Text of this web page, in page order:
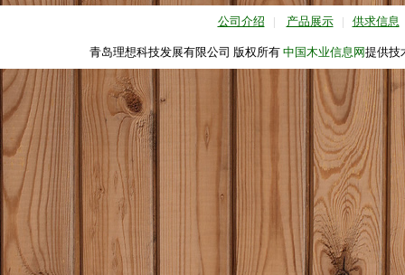
公司介绍 | 产品展示 | 供求信息
青岛理想科技发展有限公司 版权所有 中国木业信息网提供技